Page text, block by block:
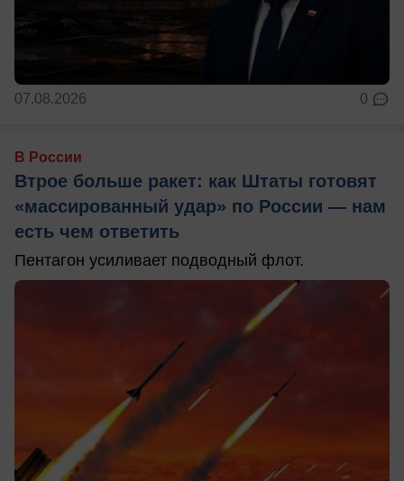
07.08.2026 0
В России
Втрое больше ракет: как Штаты готовят
«массированный удар» по России — нам
есть чем ответить
Пентагон усиливает подводный флот.